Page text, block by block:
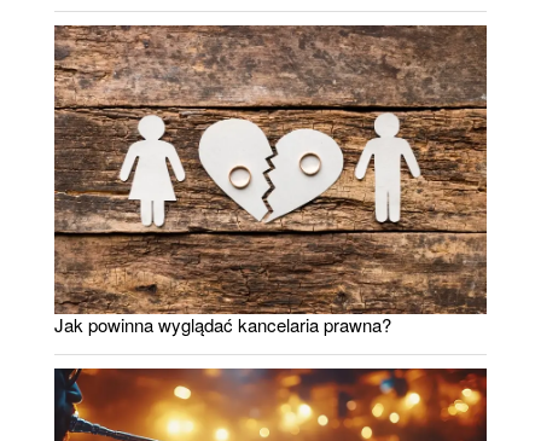
Jak powinna wyglądać kancelaria prawna?